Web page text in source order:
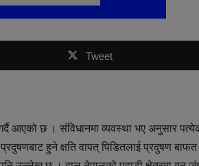
Tweet
आएको छ । संविधानमा व्यवस्था भए अनुसार
हुने क्षति वापत् पिडितलाई प्रदुषण